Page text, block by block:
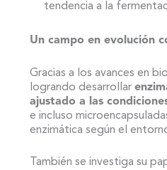
tendencia a la
Un campo en evolución
Gracias a los avances en
logrando desarrollar
ajustado a las
e incluso
enzimática según el
También se investiga su